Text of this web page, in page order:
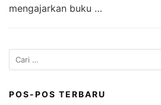
mengajarkan buku …
Cari
untuk:
POS-POS TERBARU